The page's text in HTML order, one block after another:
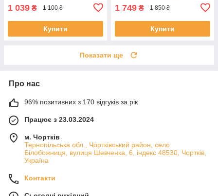
1 039 ₴ 1 100 ₴
Купити
1 749 ₴ 1 850 ₴
Купити
Показати ще
Про нас
96% позитивних з 170 відгуків за рік
Працює з 23.03.2024
м. Чортків
Тернопільська обл., Чортківський район, село
Білобожниця, вулиця Шевченка, 6, індекс 48530, Чортків,
Україна
Контакти